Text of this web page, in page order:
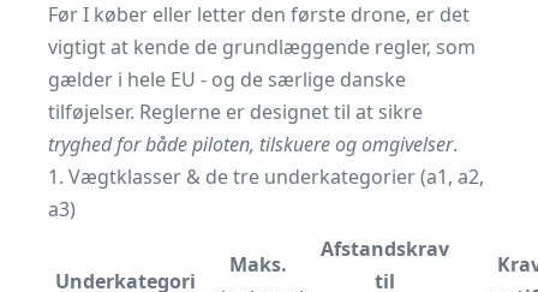
Før I køber eller letter den første drone, er det
vigtigt at kende de grundlæggende regler, som
gælder i hele EU - og de særlige danske
tilføjelser. Reglerne er designet til at sikre
tryghed for både piloten, tilskuere og omgivelser.
1. Vægtklasser & de tre underkategorier (a1, a2,
a3)
Underkategori
Maks.
Afstandskrav
til